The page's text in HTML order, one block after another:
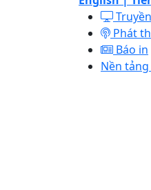
Phát
Báo in
Nền tảng